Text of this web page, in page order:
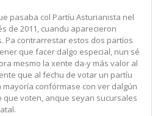
pasaba col Partíu Asturianista nel
de 2011, cuandu aparecieron
Pa contrarrestar estos dos partíos
que facer dalgo especial, nun sé
mesmo la xente da-y más valor al
que al fechu de votar un partíu
confórmase con ver dalgún
que voten, anque seyan sucursales